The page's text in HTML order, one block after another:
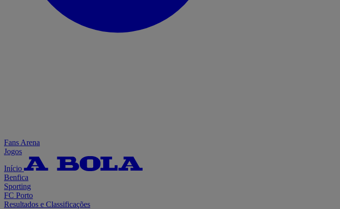
Fans Arena
Jogos
Início
Benfica
Sporting
FC Porto
Resultados e Classificações